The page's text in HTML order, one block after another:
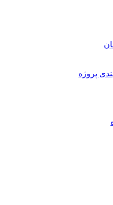
پروژه